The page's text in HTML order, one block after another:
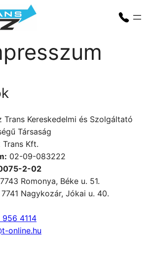
Trans Kereskedelmi és Szolgáltató
Társaság
Trans Kft.
02-09-083222
2-02
7743 Romonya, Béke u. 51.
7741 Nagykozár, Jókai u. 40.
4114
online.hu